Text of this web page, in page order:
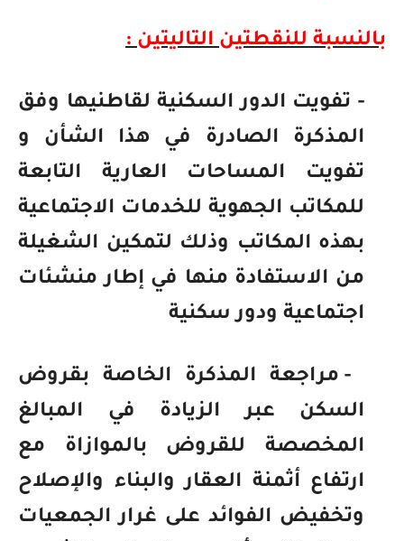
بالنسبة للنقطتين التاليتين :
- تفويت الدور السكنية لقاطنيها وفق
المذكرة الصادرة في هذا الشأن و
تفويت المساحات العارية التابعة
للمكاتب الجهوية للخدمات الاجتماعية
بهذه المكاتب وذلك لتمكين الشغيلة
من الاستفادة منها في إطار منشئات
اجتماعية ودور سكنية
- مراجعة المذكرة الخاصة بقروض
السكن عبر الزيادة في المبالغ
المخصصة للقروض بالموازاة مع
ارتفاع أثمنة العقار والبناء والإصلاح
وتخفيض الفوائد على غرار الجمعيات